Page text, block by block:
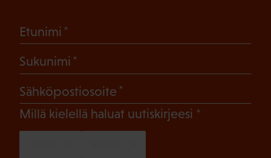
Etunimi
Sukunimi
Sähköpostiosoite
Millä kielellä haluat uutiskirjeesi (Pakollinen)